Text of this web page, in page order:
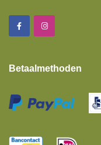
Matrassen
Showroom Opruiming
Betaalmethoden